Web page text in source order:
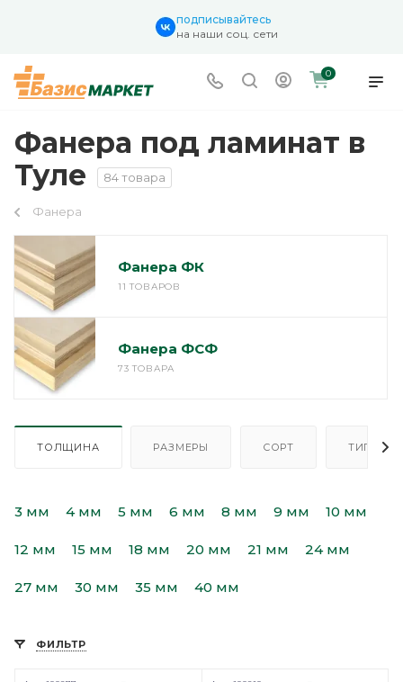
подписывайтесь
на наши соц. сети
0
Фанера под ламинат в
Туле
84 товара
Фанера
Фанера ФК
11 ТОВАРОВ
Фанера ФСФ
73 ТОВАРА
ТОЛЩИНА РАЗМЕРЫ СОРТ ТИП
3 мм 4 мм 5 мм 6 мм 8 мм 9 мм 10 мм
12 мм 15 мм 18 мм 20 мм 21 мм 24 мм
27 мм 30 мм 35 мм 40 мм
ФИЛЬТР